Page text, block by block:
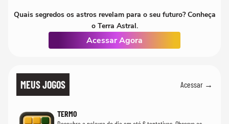
Quais segredos os astros revelam para o seu futuro? Conheça
o Terra Astral.
Acessar Agora
MEUS JOGOS Acessar →
TERMO